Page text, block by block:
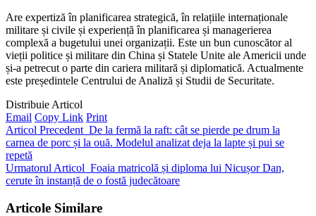
Are expertiză în planificarea strategică, în relațiile internaționale
militare și civile și experiență în planificarea și managerierea
complexă a bugetului unei organizații. Este un bun cunoscător al
vieții politice și militare din China și Statele Unite ale Americii unde
și-a petrecut o parte din cariera militară și diplomatică. Actualmente
este președintele Centrului de Analiză și Studii de Securitate.
Distribuie Articol
Email Copy Link Print
Articol Precedent De la fermă la raft: cât se pierde pe drum la
carnea de porc și la ouă. Modelul analizat deja la lapte și pui se
repetă
Urmatorul Articol Foaia matricolă și diploma lui Nicușor Dan,
cerute în instanță de o fostă judecătoare
Articole Similare